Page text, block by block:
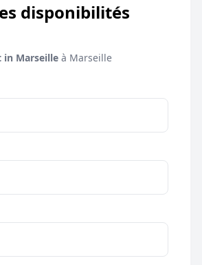
disponibilités
in Marseille à Marseille